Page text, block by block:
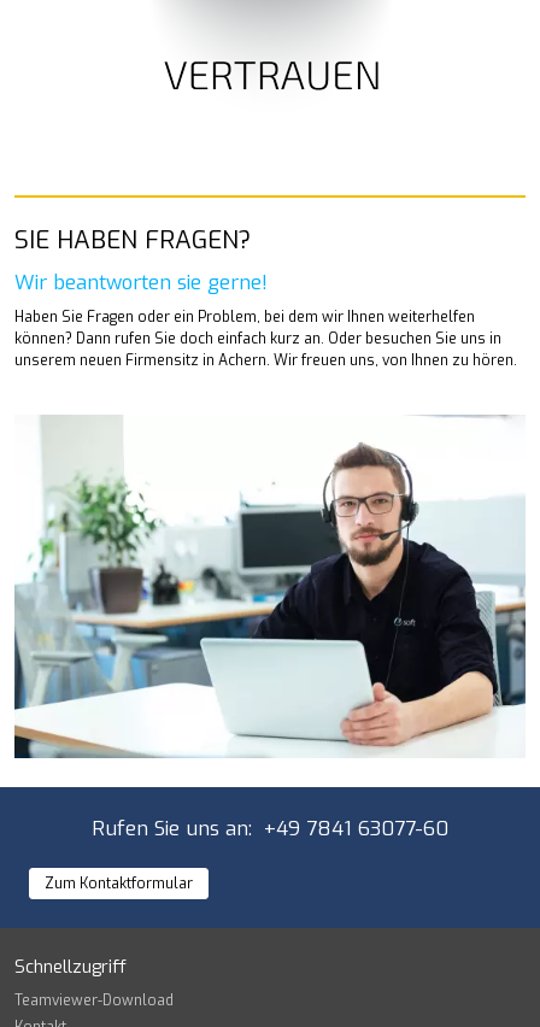
SIE HABEN FRAGEN?
Wir beantworten sie gerne!
Haben Sie Fragen oder ein Problem, bei dem wir Ihnen weiterhelfen
können? Dann rufen Sie doch einfach kurz an. Oder besuchen Sie uns in
unserem neuen Firmensitz in Achern. Wir freuen uns, von Ihnen zu hören.
Rufen Sie uns an: +49 7841 63077-60
Zum Kontaktformular
Schnellzugriff
Teamviewer-Download